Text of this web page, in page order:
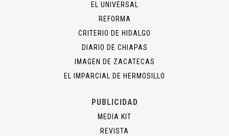
EL UNIVERSAL
REFORMA
CRITERIO DE HIDALGO
DIARIO DE CHIAPAS
IMAGEN DE ZACATECAS
EL IMPARCIAL DE HERMOSILLO
PUBLICIDAD
MEDIA KIT
REVISTA